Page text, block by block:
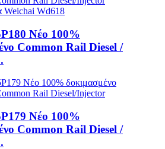
Νέο 100%
Common Rail Diesel /
Νέο 100%
Common Rail Diesel /